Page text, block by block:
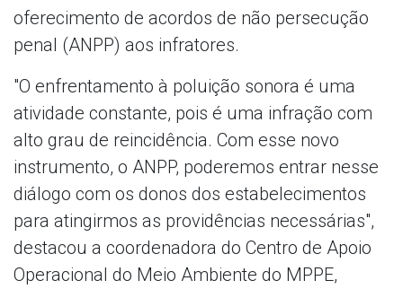
oferecimento de acordos de não persecução
penal (ANPP) aos infratores.
"O enfrentamento à poluição sonora é uma
atividade constante, pois é uma infração com
alto grau de reincidência. Com esse novo
instrumento, o ANPP, poderemos entrar nesse
diálogo com os donos dos estabelecimentos
para atingirmos as providências necessárias",
destacou a coordenadora do Centro de Apoio
Operacional do Meio Ambiente do MPPE,